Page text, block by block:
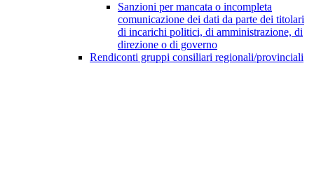
Sanzioni per mancata o incompleta
comunicazione dei dati da parte dei titolari
di incarichi politici, di amministrazione, di
direzione o di governo
Rendiconti gruppi consiliari regionali/provinciali